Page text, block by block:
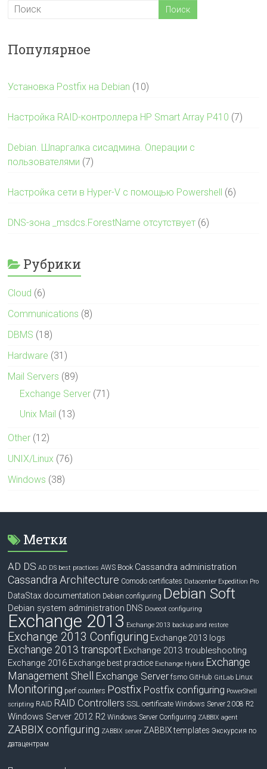
Популярное
Установка Postfix на Debian (10)
Настройка RAID-контроллера HP Smart Array P410 (7)
Debian. Шпаргалка сисадмина. Операции с
пользователями (7)
Настройка сети в Hyper-V с помощью Powershell (6)
DNS-зона _msdcs.ForestName отсутствует (6)
Рубрики
Cloud (6)
Communications (8)
DBMS (18)
Hardware (31)
Mail Servers (89)
Exchange Server (71)
Unix Mail (13)
Other (12)
UNIX/Linux (76)
Windows (38)
Метки
AD DS AD DS best practices AWS Book Cassandra administration
Cassandra Architecture Comodo certificates Datacenter Expedition Pro
DataStax documentation Debian configuring Debian Soft
Debian system administration DNS Dovecot configuring
Exchange 2013 Exchange 2013 backup and restore
Exchange 2013 Configuring Exchange 2013 logs
Exchange 2013 transport Exchange 2013 troubleshooting
Exchange 2016 Exchange best practice Exchange Hybrid Exchange
Management Shell
Exchange Server fsmo GitHub GitLab Linux
Monitoring perf counters Postfix Postfix configuring PowerShell
scripting RAID RAID Controllers SSL certificate Windows Server 2008 R2
Windows Server 2012 R2 Windows Server Configuring ZABBIX agent
ZABBIX configuring ZABBIX server ZABBIX templates Экскурсия по
датацентрам